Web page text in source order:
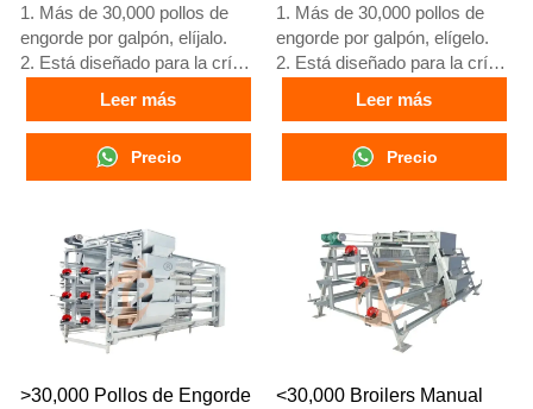
1. Más de 30,000 pollos de
engorde por galpón, elíjalo.
2. Está diseñado para la cría
de pollos de engorde de 1 a
45 días de edad listos para el
mercado.
3. Su vida útil es de más de
20 años.
24 horas, el número de
What’sApp es
+8618830120193, +234
8111199996.
Leer más
Precio
1. Más de 30,000 pollos de
engorde por galpón, elígelo.
2. Está diseñado para la cría
de pollos de engorde de 1 a
45 días de edad listos para el
mercado.
3. Su vida útil es de más de
20 años.
24 horas, el número de
What’sApp es
+8618830120193, +234
8111199996.
Leer más
Precio
>30,000 Pollos de Engorde
<30,000 Broilers Manual